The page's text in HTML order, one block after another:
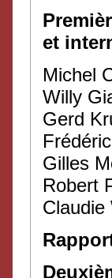
et
Michel
Willy
Gerd
Gilles
Robert
Claudie